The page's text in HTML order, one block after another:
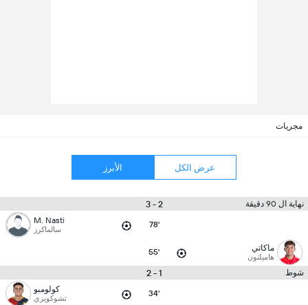
مجريات
عرض الكل الأبرز
نهاية ال 90 دقيقة 2 - 3
78'
M. Nasti
سالماكرز
ماكاتي
هاميلتون 55'
شوط 1 - 2
34' كولومبو
تشوكويزي